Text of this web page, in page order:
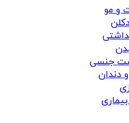
و مو
جنسی
دندان